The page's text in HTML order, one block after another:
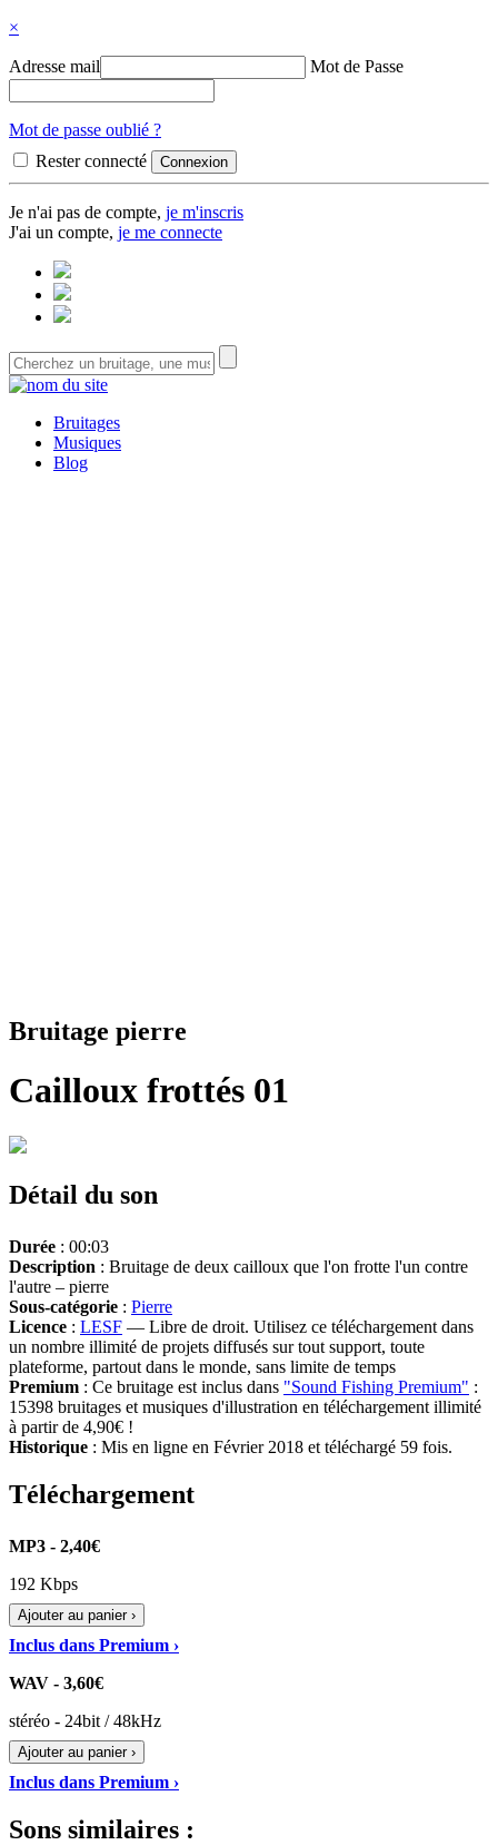
×
Adresse mail Mot de Passe
Mot de passe oublié ?
Rester connecté
Je n'ai pas de compte, je m'inscris
J'ai un compte, je me connecte
Bruitages
Musiques
Blog
Bruitage pierre
Cailloux frottés 01
Détail du son
Durée : 00:03
Description : Bruitage de deux cailloux que l'on frotte l'un contre
l'autre – pierre
Sous-catégorie : Pierre
Licence : LESF — Libre de droit. Utilisez ce téléchargement dans
un nombre illimité de projets diffusés sur tout support, toute
plateforme, partout dans le monde, sans limite de temps
Premium : Ce bruitage est inclus dans "Sound Fishing Premium" :
15398 bruitages et musiques d'illustration en téléchargement illimité
à partir de 4,90€ !
Historique : Mis en ligne en Février 2018 et téléchargé 59 fois.
Téléchargement
MP3 - 2,40€
192 Kbps
Ajouter au panier ›
Inclus dans Premium ›
WAV - 3,60€
stéréo - 24bit / 48kHz
Ajouter au panier ›
Inclus dans Premium ›
Sons similaires :